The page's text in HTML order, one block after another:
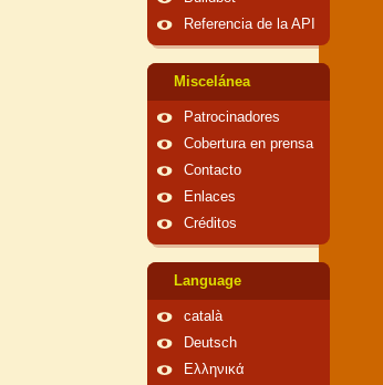
Referencia de la API
Miscelánea
Patrocinadores
Cobertura en prensa
Contacto
Enlaces
Créditos
Language
català
Deutsch
Ελληνικά